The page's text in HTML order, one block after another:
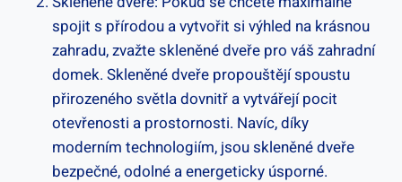
spojit s přírodou a vytvořit si výhled na krásnou
zahradu, zvažte skleněné dveře pro váš zahradní
domek. Skleněné dveře propouštějí spoustu
přirozeného světla dovnitř a vytvářejí pocit
otevřenosti a prostornosti. Navíc, díky
moderním technologiím, jsou skleněné dveře
bezpečné, odolné a energeticky úsporné.